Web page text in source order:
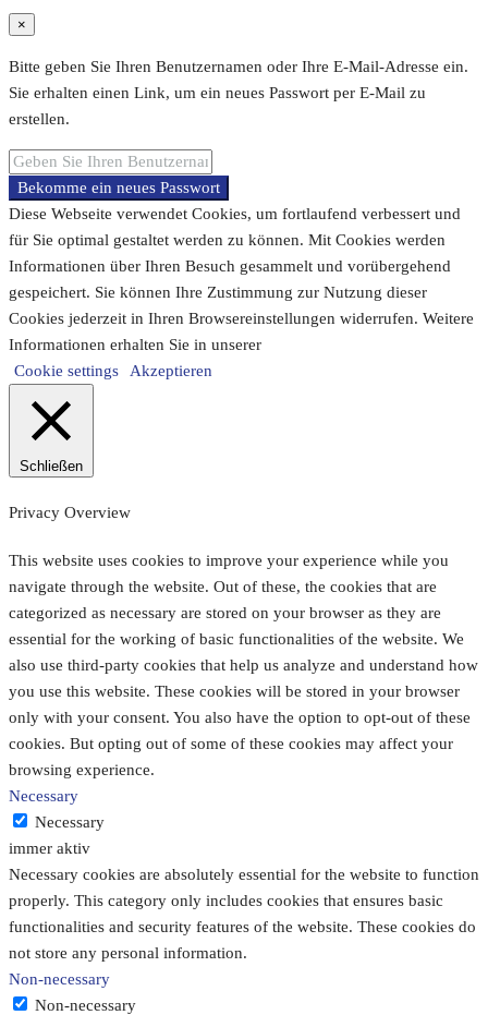
×
Bitte geben Sie Ihren Benutzernamen oder Ihre E-Mail-Adresse ein.
Sie erhalten einen Link, um ein neues Passwort per E-Mail zu
erstellen.
Bekomme ein neues Passwort
Diese Webseite verwendet Cookies, um fortlaufend verbessert und
für Sie optimal gestaltet werden zu können. Mit Cookies werden
Informationen über Ihren Besuch gesammelt und vorübergehend
gespeichert. Sie können Ihre Zustimmung zur Nutzung dieser
Cookies jederzeit in Ihren Browsereinstellungen widerrufen. Weitere
Informationen erhalten Sie in unserer
Cookie settings
Akzeptieren
Schließen
Privacy Overview
This website uses cookies to improve your experience while you
navigate through the website. Out of these, the cookies that are
categorized as necessary are stored on your browser as they are
essential for the working of basic functionalities of the website. We
also use third-party cookies that help us analyze and understand how
you use this website. These cookies will be stored in your browser
only with your consent. You also have the option to opt-out of these
cookies. But opting out of some of these cookies may affect your
browsing experience.
Necessary
Necessary
immer aktiv
Necessary cookies are absolutely essential for the website to function
properly. This category only includes cookies that ensures basic
functionalities and security features of the website. These cookies do
not store any personal information.
Non-necessary
Non-necessary